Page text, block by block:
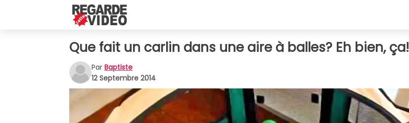
Que fait un carlin dans une aire à balles? Eh bien, ça!
Par Baptiste
12 Septembre 2014